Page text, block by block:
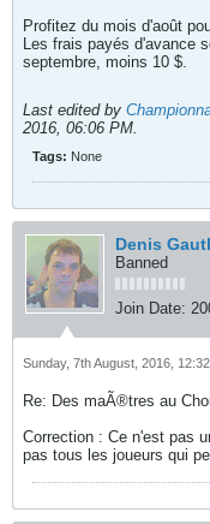
Profitez du mois d'août
Les frais payés d'avance
septembre, moins 10 $.
Last edited by
2016, 06:06 PM.
Tags: None
Denis
Banned
Join Date:
Sunday, 7th August, 2016,
Re: Des maÃ®tres au
Correction : Ce n'est pas
pas tous les joueurs qui